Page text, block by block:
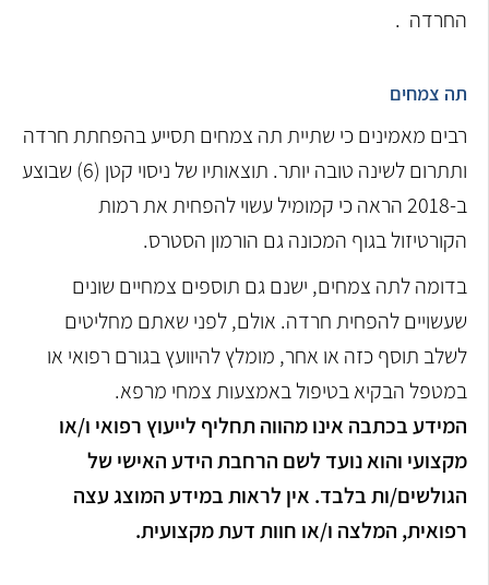
החרדה .
תה צמחים
רבים מאמינים כי שתיית תה צמחים תסייע בהפחתת חרדה
ותתרום לשינה טובה יותר. תוצאותיו של ניסוי קטן (6) שבוצע
ב-2018 הראה כי קמומיל עשוי להפחית את רמות
הקורטיזול בגוף המכונה גם הורמון הסטרס.
בדומה לתה צמחים, ישנם גם תוספים צמחיים שונים
שעשויים להפחית חרדה. אולם, לפני שאתם מחליטים
לשלב תוסף כזה או אחר, מומלץ להיוועץ בגורם רפואי או
במטפל הבקיא בטיפול באמצעות צמחי מרפא.
המידע בכתבה אינו מהווה תחליף לייעוץ רפואי ו/או
מקצועי והוא נועד לשם הרחבת הידע האישי של
הגולשים/ות בלבד. אין לראות במידע המוצג עצה
רפואית, המלצה ו/או חוות דעת מקצועית.